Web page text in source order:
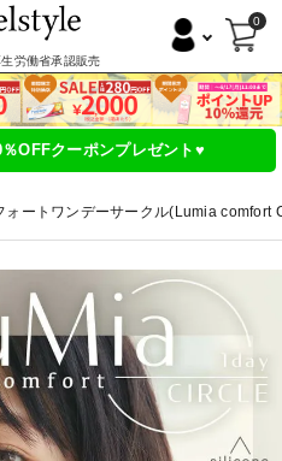
労働省承認販売
0
OFFクーポンプレゼント♥
ォートワンデーサークル(Lumia comfort